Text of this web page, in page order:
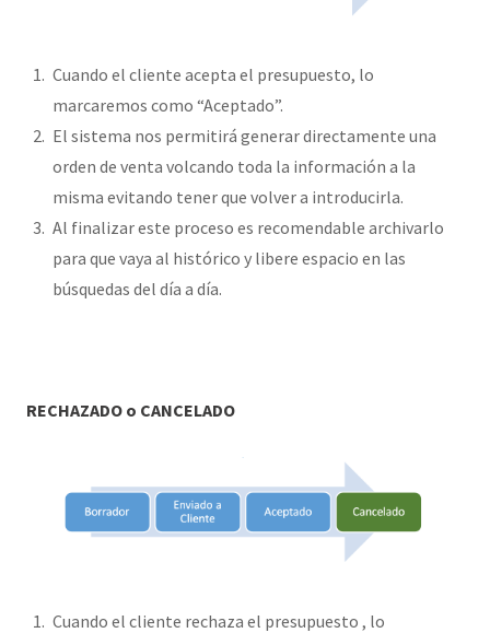
Cuando el cliente acepta el presupuesto, lo
marcaremos como “Aceptado”.
El sistema nos permitirá generar directamente una
orden de venta volcando toda la información a la
misma evitando tener que volver a introducirla.
Al finalizar este proceso es recomendable archivarlo
para que vaya al histórico y libere espacio en las
búsquedas del día a día.
RECHAZADO o CANCELADO
Cuando el cliente rechaza el presupuesto , lo